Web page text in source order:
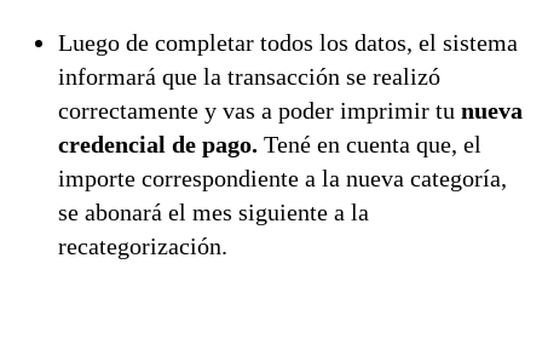
Luego de completar todos los datos, el sistema
informará que la transacción se realizó
correctamente y vas a poder imprimir tu nueva
credencial de pago. Tené en cuenta que, el
importe correspondiente a la nueva categoría,
se abonará el mes siguiente a la
recategorización.